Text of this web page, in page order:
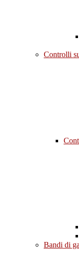
Controlli
Bandi di